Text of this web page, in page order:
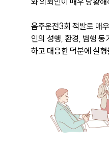
음주운전3회 적발로 매
인의 성행, 환경, 범행
하고 대응한 덕분에 실